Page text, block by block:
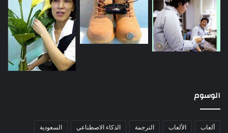
الوسوم
ألعاب الألعاب الترجمة الذكاء الاصطناعي السعودية